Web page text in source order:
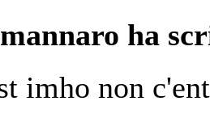
ha
imho non